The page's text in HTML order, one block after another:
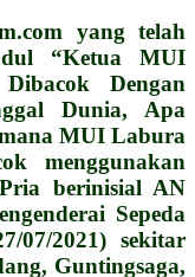
yang telah
“Ketua MUI
Dengan
Dunia, Apa
MUI Labura
menggunakan
berinisial AN
Sepeda
07/2021) sekitar
Guntingsaga,